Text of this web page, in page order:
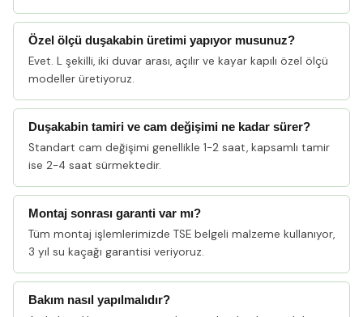
Özel ölçü duşakabin üretimi yapıyor musunuz?
Evet. L şekilli, iki duvar arası, açılır ve kayar kapılı özel ölçü
modeller üretiyoruz.
Duşakabin tamiri ve cam değişimi ne kadar sürer?
Standart cam değişimi genellikle 1-2 saat, kapsamlı tamir
ise 2-4 saat sürmektedir.
Montaj sonrası garanti var mı?
Tüm montaj işlemlerimizde TSE belgeli malzeme kullanıyor,
3 yıl su kaçağı garantisi veriyoruz.
Bakım nasıl yapılmalıdır?